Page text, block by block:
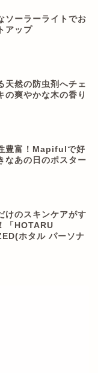
ソーラーライトでお
アップ
天然の防虫剤へチェ
爽やかな木の香り
豊富！Mapifulで好
なあの日のポスター
けのスキンケアがす
「HOTARU
ホタル パーソナ